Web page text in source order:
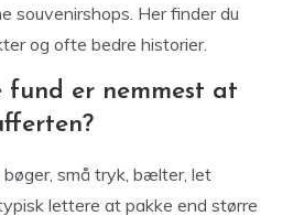
souvenirshops. Her finder du
og ofte bedre historier.
fund er nemmest at
små tryk, bælter, let
lettere at pakke end større